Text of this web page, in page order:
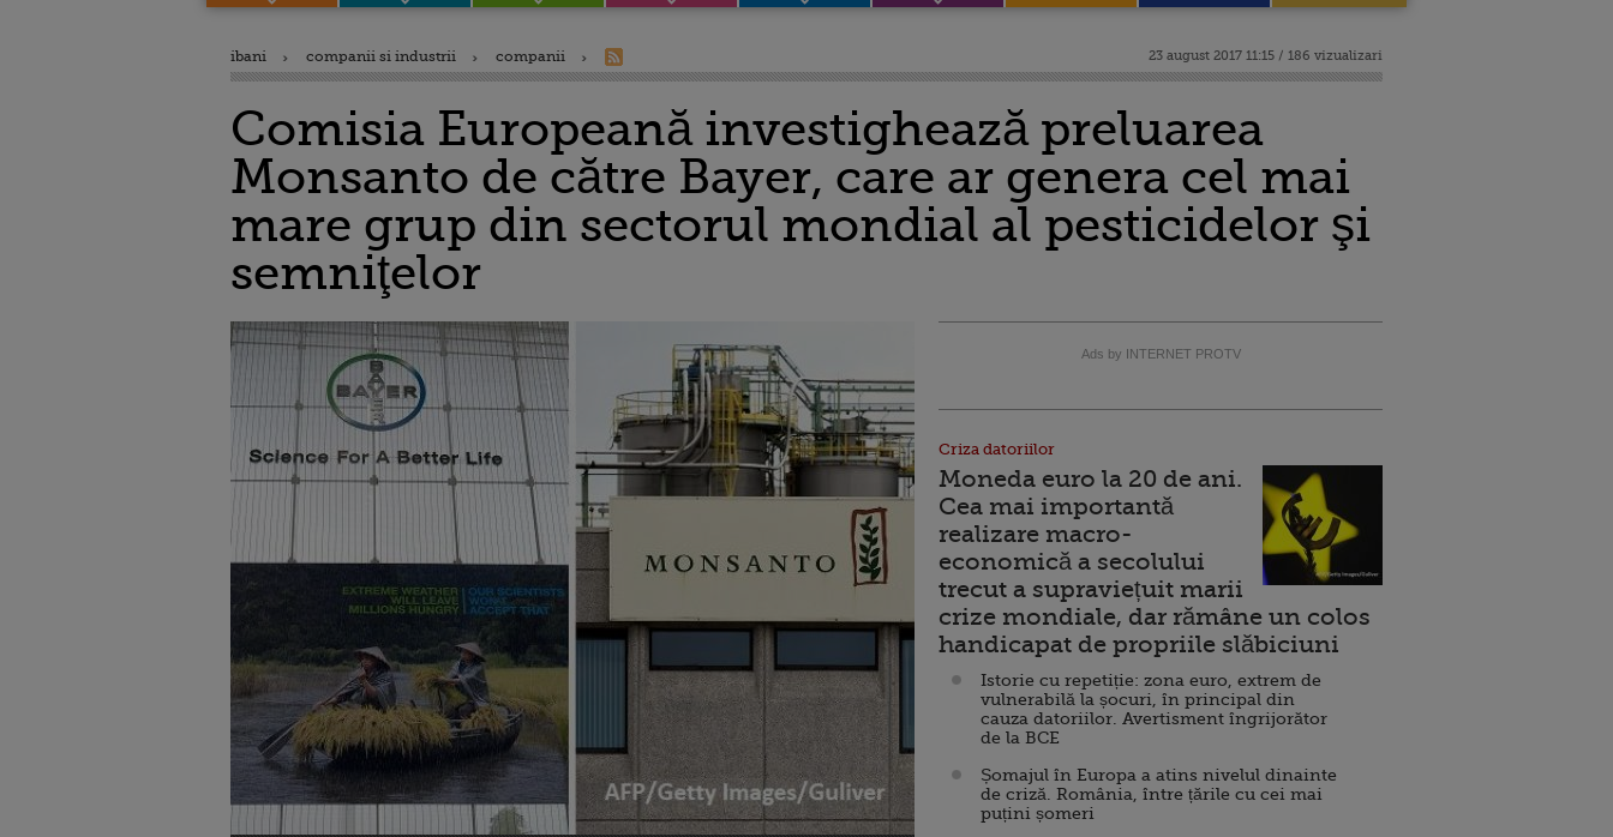
ibani companii si industrii companii 23 august 2017 11:15 / 186 vizualizari
Comisia Europeană investighează preluarea
Monsanto de către Bayer, care ar genera cel mai
mare grup din sectorul mondial al pesticidelor şi
semniţelor
Ads by INTERNET PROTV
Criza datoriilor
Moneda euro la 20 de ani.
Cea mai importantă
realizare macro-
economică a secolului
trecut a supraviețuit marii
crize mondiale, dar rămâne un colos
handicapat de propriile slăbiciuni
Istorie cu repetiție: zona euro, extrem de
vulnerabilă la șocuri, în principal din
cauza datoriilor. Avertisment îngrijorător
de la BCE
Șomajul în Europa a atins nivelul dinainte
de criză. România, între țările cu cei mai
puțini șomeri